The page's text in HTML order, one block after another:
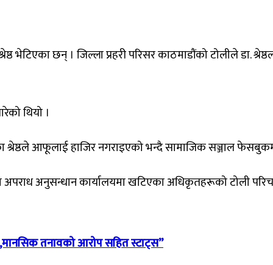
छन् । जिल्ला प्रहरी परिसर काठमाडौंको टोलीले डा.
थियो ।
श्रेष्ठले आफूलाई हाजिर नगराइएको भन्दै सामाजिक सञ्जाल
अपराध अनुसन्धान कार्यालयमा खटिएका अधिकृतहरूको टोली
तनावको आरोप सहित स्टाट्स”